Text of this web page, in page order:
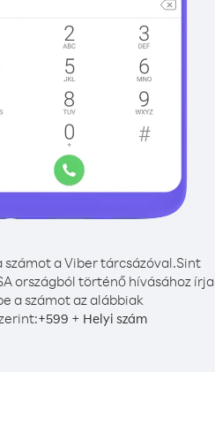
számot a Viber tárcsázóval.Sint
országból történő hívásához írja
a számot az alábbiak
+599 + Helyi szám